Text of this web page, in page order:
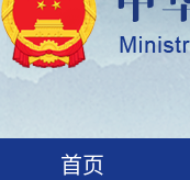
首页